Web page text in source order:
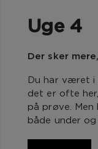
Uge 4
Der sker
Du har været i
det er ofte
på prøve. Men
både under